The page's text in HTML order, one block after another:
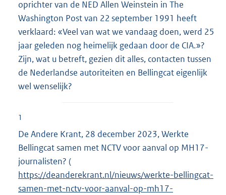
oprichter van de NED Allen Weinstein in The
Washington Post van 22 september 1991 heeft
verklaard: «Veel van wat we vandaag doen, werd 25
jaar geleden nog heimelijk gedaan door de CIA.»?
Zijn, wat u betreft, gezien dit alles, contacten tussen
de Nederlandse autoriteiten en Bellingcat eigenlijk
wel wenselijk?
1
De Andere Krant, 28 december 2023, Werkte
Bellingcat samen met NCTV voor aanval op MH17-
journalisten? (
x
t
https://deanderekrant.nl/nieuws/werkte-bellingcat-
samen-met-nctv-voor-aanval-op-mh17-